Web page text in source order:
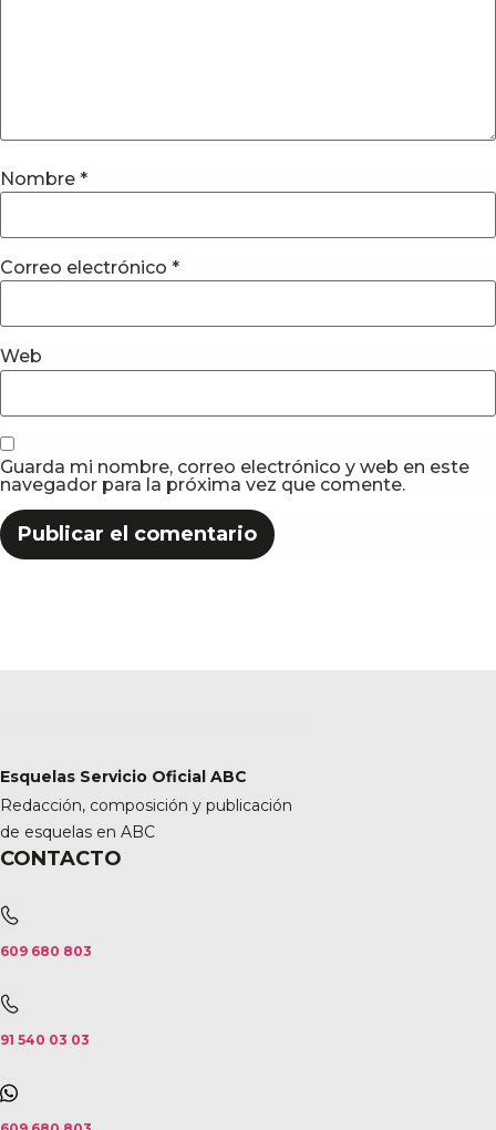
Nombre *
Correo electrónico *
Web
Guarda mi nombre, correo electrónico y web en este
navegador para la próxima vez que comente.
Esquelas Servicio Oficial ABC
Redacción, composición y publicación
de esquelas en ABC
CONTACTO
609 680 803
91 540 03 03